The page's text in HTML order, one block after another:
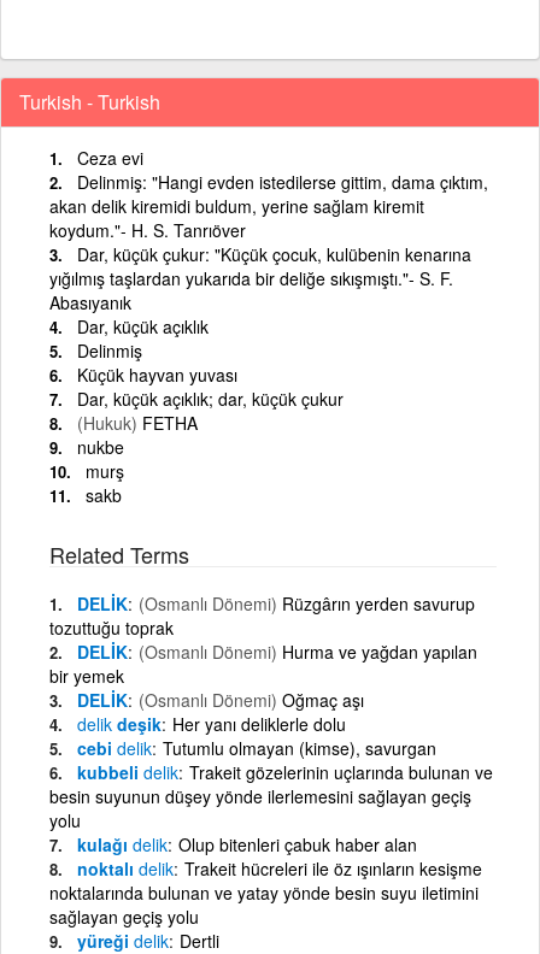
Turkish - Turkish
Ceza evi
Delinmiş: "Hangi evden istedilerse gittim, dama çıktım,
akan delik kiremidi buldum, yerine sağlam kiremit
koydum."- H. S. Tanrıöver
Dar, küçük çukur: "Küçük çocuk, kulübenin kenarına
yığılmış taşlardan yukarıda bir deliğe sıkışmıştı."- S. F.
Abasıyanık
Dar, küçük açıklık
Delinmiş
Küçük hayvan yuvası
Dar, küçük açıklık; dar, küçük çukur
(Hukuk) FETHA
nukbe
murş
sakb
Related Terms
DELİK (Osmanlı Dönemi) Rüzgârın yerden savurup
tozuttuğu toprak
DELİK (Osmanlı Dönemi) Hurma ve yağdan yapılan
bir yemek
DELİK (Osmanlı Dönemi) Oğmaç aşı
delik deşik Her yanı deliklerle dolu
cebi delik Tutumlu olmayan (kimse), savurgan
kubbeli delik Trakeit gözelerinin uçlarında bulunan ve
besin suyunun düşey yönde ilerlemesini sağlayan geçiş
yolu
kulağı delik Olup bitenleri çabuk haber alan
noktalı delik Trakeit hücreleri ile öz ışınların kesişme
noktalarında bulunan ve yatay yönde besin suyu iletimini
sağlayan geçiş yolu
yüreği delik Dertli